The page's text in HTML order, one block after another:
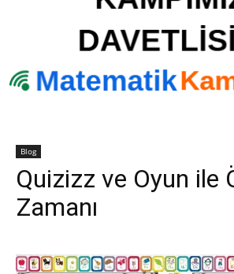
Blog
Quizizz ve Oyun ile
Zamanı